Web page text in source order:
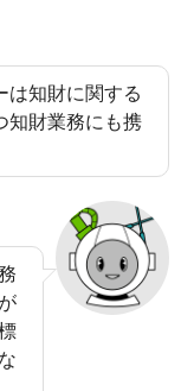
は知財に関する
知財業務にも携